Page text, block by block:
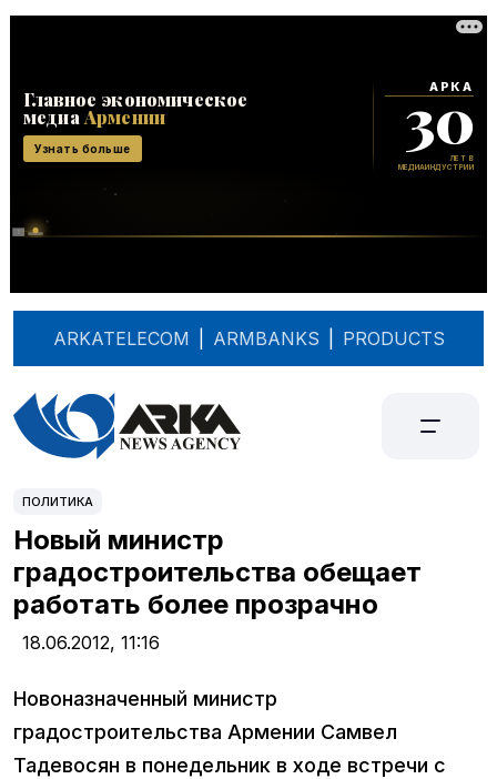
ARKATELECOM ARMBANKS PRODUCTS
ПОЛИТИКА
Новый министр
градостроительства обещает
работать более прозрачно
18.06.2012, 11:16
Новоназначенный министр
градостроительства Армении Самвел
Тадевосян в понедельник в ходе встречи с